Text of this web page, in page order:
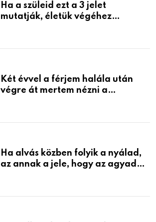
Ha a szüleid ezt a 3 jelet
mutatják, életük végéhez
Két évvel a férjem halála után
végre át mertem nézni a
életemet
Ha alvás közben folyik a nyálad,
az annak a jele, hogy az agyad…